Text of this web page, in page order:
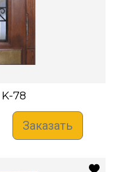
K-78
Заказать